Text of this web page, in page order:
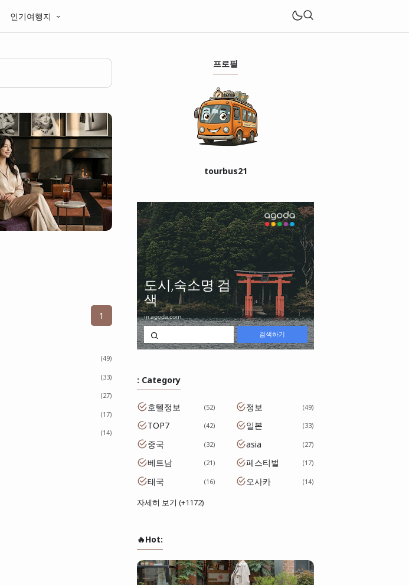
인기여행지
1
49
33
27
17
14
프로필
tourbus21
: Category
호텔정보 52 정보 49
TOP7 42 일본 33
중국 32 asia 27
베트남 21 페스티벌 17
태국 16 오사카 14
자세히 보기 (+1172)
🔥Hot: